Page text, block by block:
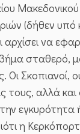
(δήθεν υπό
να
σταθερό,
Οι
τους, αλλά
η